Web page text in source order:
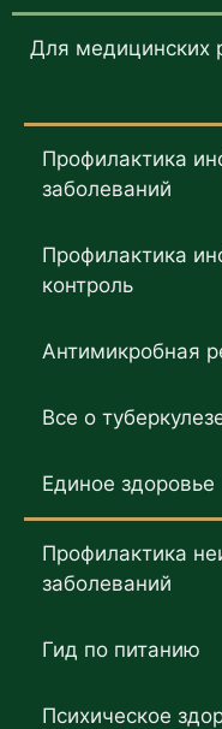
Для медицинских
Профилактика
заболеваний
Профилактика
контроль
Антимикробная
Все о
Единое здоровье
Профилактика
заболеваний
Гид по питанию
Психическое